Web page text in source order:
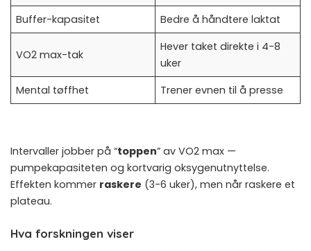
Buffer-kapasitet
Bedre å håndtere laktat
VO2 max-tak
Hever taket direkte i 4-8
uker
Mental tøffhet
Trener evnen til å presse
Intervaller jobber på “toppen” av VO2 max —
pumpekapasiteten og kortvarig oksygenutnyttelse.
Effekten kommer raskere (3-6 uker), men når raskere et
plateau.
Hva forskningen viser